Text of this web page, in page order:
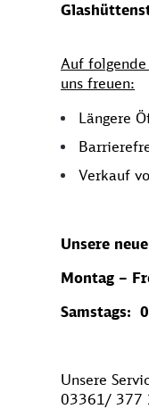
Auf
uns freuen:
Längere
Verkauf
Unsere
Montag –
Samstags:
Unsere
03361/ 377